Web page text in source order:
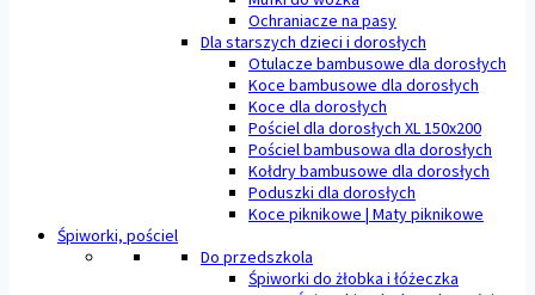
Ochraniacze na pasy
Dla starszych dzieci i dorosłych
Otulacze bambusowe dla dorosłych
Koce bambusowe dla dorosłych
Koce dla dorosłych
Pościel dla dorosłych XL 150x200
Pościel bambusowa dla dorosłych
Kołdry bambusowe dla dorosłych
Poduszki dla dorosłych
Koce piknikowe | Maty piknikowe
Śpiworki, pościel
Do przedszkola
Śpiworki do żłobka i łóżeczka